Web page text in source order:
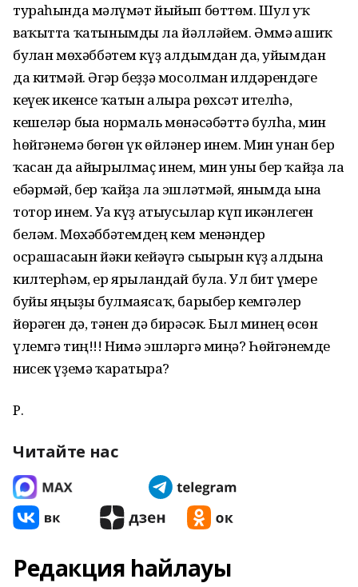
тураһында мәғлүмәт йыйып бөттөм. Шул уҡ
ваҡытта ҡатынымды ла йәлләйем. Әммә ғашиҡ
булған мөхәббәтем күҙ алдымдан да, уйымдан
да китмәй. Әгәр беҙҙә мосолман илдәрендәге
кеүек икенсе ҡатын алырға рөхсәт ителһә,
кешеләр быға нормаль мөнәсәбәттә булһа, мин
һөйгәнемә бөгөн үк өйләнер инем. Мин унан бер
ҡасан да айырылмаҫ инем, мин уны бер ҡайҙа ла
ебәрмәй, бер ҡайҙа ла эшләтмәй, янымда ғына
тотор инем. Уға күҙ атыусылар күп икәнлеген
беләм. Мөхәббәтемдең кем менәндер
осрашасағын йәки кейәүгә сығырын күҙ алдына
килтерһәм, ер ярылғандай була. Ул бит ғүмере
буйы яңғыҙы булмаясаҡ, барыбер кемгәлер
йөрәген дә, тәнен дә бирәсәк. Был минең өсөн
үлемгә тиң!!! Нимә эшләргә миңә? Һөйгәнемде
нисек үҙемә ҡаратырға?
Р.
Читайте нас
Редакция һайлауы